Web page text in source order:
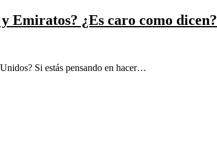
Emiratos? ¿Es caro como dicen?
Si estás pensando en hacer…